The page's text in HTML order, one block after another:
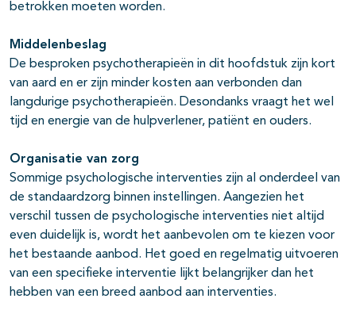
betrokken moeten worden.
Middelenbeslag
De besproken psychotherapieën in dit hoofdstuk zijn kort
van aard en er zijn minder kosten aan verbonden dan
langdurige psychotherapieën. Desondanks vraagt het wel
tijd en energie van de hulpverlener, patiënt en ouders.
Organisatie van zorg
Sommige psychologische interventies zijn al onderdeel van
de standaardzorg binnen instellingen. Aangezien het
verschil tussen de psychologische interventies niet altijd
even duidelijk is, wordt het aanbevolen om te kiezen voor
het bestaande aanbod. Het goed en regelmatig uitvoeren
van een specifieke interventie lijkt belangrijker dan het
hebben van een breed aanbod aan interventies.